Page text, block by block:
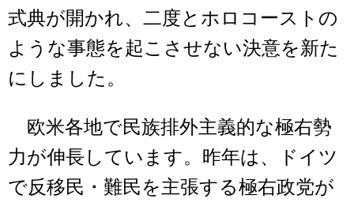
式典が開かれ、二度とホロコーストの
ような事態を起こさせない決意を新た
にしました。
欧米各地で民族排外主義的な極右勢
力が伸長しています。昨年は、ドイツ
で反移民・難民を主張する極右政党が